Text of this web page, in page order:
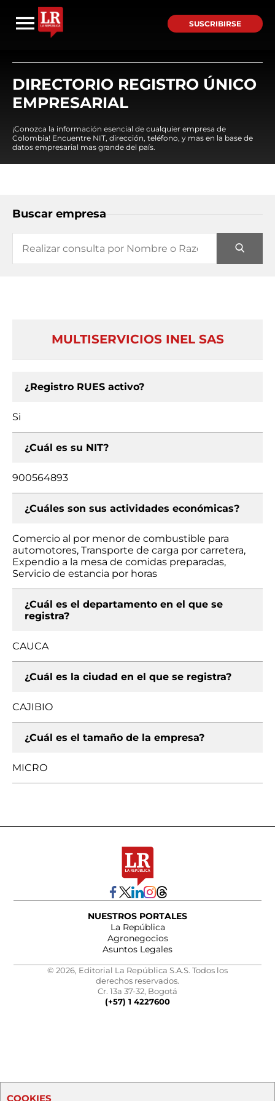
SUSCRIBIRSE
DIRECTORIO REGISTRO ÚNICO
EMPRESARIAL
¡Conozca la información esencial de cualquier empresa de
Colombia! Encuentre NIT, dirección, teléfono, y mas en la base de
datos empresarial mas grande del país.
Buscar empresa
MULTISERVICIOS INEL SAS
¿Registro RUES activo?
Si
¿Cuál es su NIT?
900564893
¿Cuáles son sus actividades económicas?
Comercio al por menor de combustible para
automotores, Transporte de carga por carretera,
Expendio a la mesa de comidas preparadas,
Servicio de estancia por horas
¿Cuál es el departamento en el que se
registra?
CAUCA
¿Cuál es la ciudad en el que se registra?
CAJIBIO
¿Cuál es el tamaño de la empresa?
MICRO
NUESTROS PORTALES
La República
Agronegocios
Asuntos Legales
© 2026, Editorial La República S.A.S. Todos los
derechos reservados.
Cr. 13a 37-32, Bogotá
(+57) 1 4227600
COOKIES